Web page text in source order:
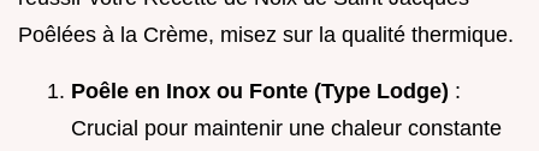
Poêlées à la Crème, misez sur la qualité thermique.
Poêle en Inox ou Fonte (Type Lodge) :
Crucial pour maintenir une chaleur constante